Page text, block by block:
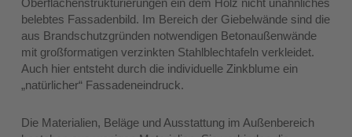
belebtes Fassadenbild. Im Bereich der Giebelwände sind die
aus Brandschutzgründen notwendigen Betonaußenwände
mit großformatigen verzinkten Stahlblechtafeln verkleidet.
Auch hier entsteht durch die individuelle Zinkblume ein
„natürlicher“ Fassadeneindruck.
Die Materialien, Beläge und Ausstattung im Außenbereich